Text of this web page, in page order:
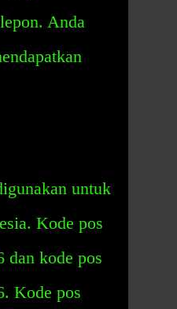
Anda
untuk
Kode pos
dan kode pos
Kode pos